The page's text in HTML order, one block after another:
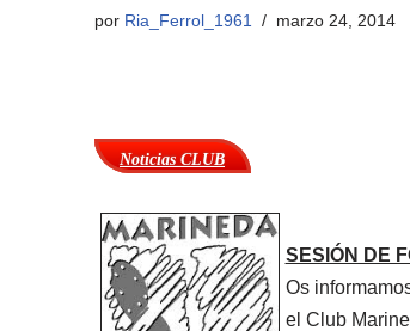
por Ria_Ferrol_1961 marzo 24, 2014
Noticias CLUB
SESIÓN DE
Os
el Club